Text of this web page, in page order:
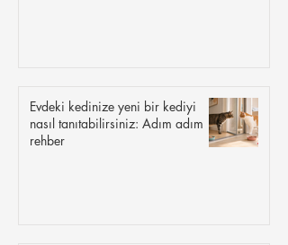
Evdeki kedinize yeni bir kediyi
nasıl tanıtabilirsiniz: Adım adım
rehber